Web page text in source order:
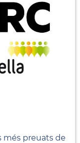
més preuats de